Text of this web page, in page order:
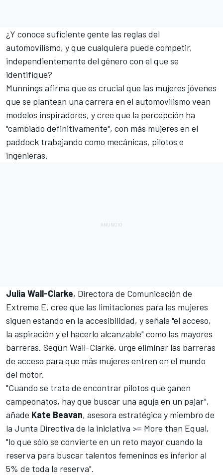
¿Y conoce suficiente gente las reglas del
automovilismo, y que cualquiera puede competir,
independientemente del género con el que se
identifique?
Munnings afirma que es crucial que las mujeres jóvenes
que se plantean una carrera en el automovilismo vean
modelos inspiradores, y cree que la percepción ha
"cambiado definitivamente", con más mujeres en el
paddock trabajando como mecánicas, pilotos e
ingenieras.
Julia Wall-Clarke, Directora de Comunicación de
Extreme E, cree que las limitaciones para las mujeres
siguen estando en la accesibilidad, y señala "el acceso,
la aspiración y el hacerlo alcanzable" como las mayores
barreras. Según Wall-Clarke, urge eliminar las barreras
de acceso para que más mujeres entren en el mundo
del motor.
"Cuando se trata de encontrar pilotos que ganen
campeonatos, hay que buscar una aguja en un pajar",
añade Kate Beavan, asesora estratégica y miembro de
la Junta Directiva de la iniciativa >= More than Equal,
"lo que sólo se convierte en un reto mayor cuando la
reserva para buscar talentos femeninos es inferior al
5% de toda la reserva".